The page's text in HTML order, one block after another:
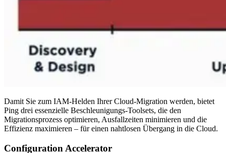
Damit Sie zum IAM-Helden Ihrer Cloud-Migration werden, bietet
Ping drei essenzielle Beschleunigungs-Toolsets, die den
Migrationsprozess optimieren, Ausfallzeiten minimieren und die
Effizienz maximieren – für einen nahtlosen Übergang in die Cloud.
Configuration Accelerator